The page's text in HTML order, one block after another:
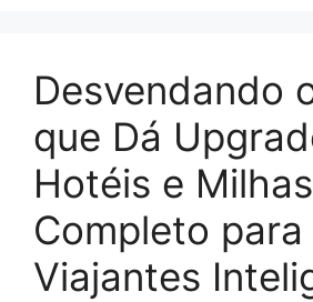
Desvendando
que Dá
Hotéis e
Completo para
Viajantes